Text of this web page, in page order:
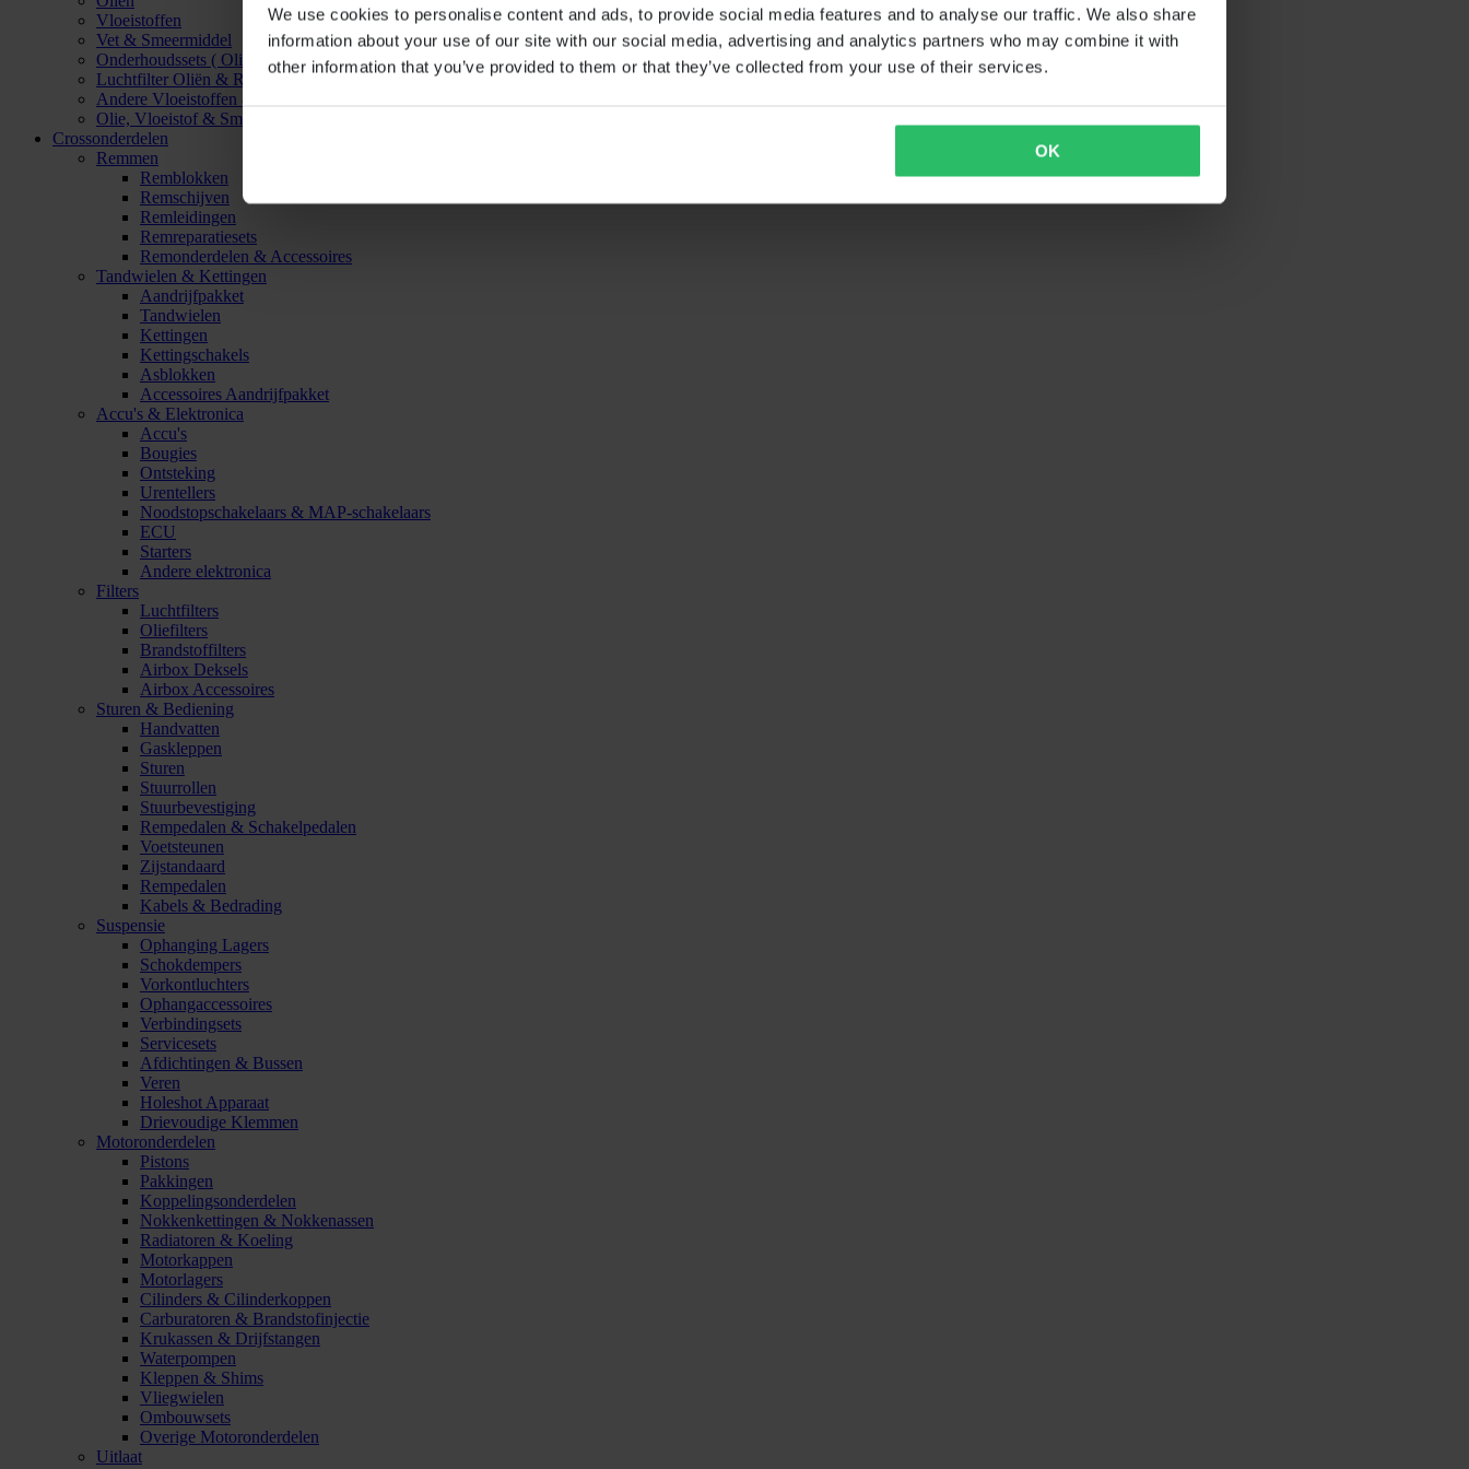
We use cookies to personalise content and ads, to provide social media features and to analyse our traffic. We also share
information about your use of our site with our social media, advertising and analytics partners who may combine it with
other information that you’ve provided to them or that they’ve collected from your use of their services.
OK
Vloeistoffen
Vet & Smeermiddel
Onderhoudssets ( Olie & Filter)
Luchtfilter Oliën & Reinigers
Andere Vloeistoffen & Smeermiddelen
Olie, Vloeistof & Smeermiddel Accessoires
Crossonderdelen
Remmen
Remblokken
Remschijven
Remleidingen
Remreparatiesets
Remonderdelen & Accessoires
Tandwielen & Kettingen
Aandrijfpakket
Tandwielen
Kettingen
Kettingschakels
Asblokken
Accessoires Aandrijfpakket
Accu's & Elektronica
Accu's
Bougies
Ontsteking
Urentellers
Noodstopschakelaars & MAP-schakelaars
ECU
Starters
Andere elektronica
Filters
Luchtfilters
Oliefilters
Brandstoffilters
Airbox Deksels
Airbox Accessoires
Sturen & Bediening
Handvatten
Gaskleppen
Sturen
Stuurrollen
Stuurbevestiging
Rempedalen & Schakelpedalen
Voetsteunen
Zijstandaard
Rempedalen
Kabels & Bedrading
Suspensie
Ophanging Lagers
Schokdempers
Vorkontluchters
Ophangaccessoires
Verbindingsets
Servicesets
Afdichtingen & Bussen
Veren
Holeshot Apparaat
Drievoudige Klemmen
Motoronderdelen
Pistons
Pakkingen
Koppelingsonderdelen
Nokkenkettingen & Nokkenassen
Radiatoren & Koeling
Motorkappen
Motorlagers
Cilinders & Cilinderkoppen
Carburatoren & Brandstofinjectie
Krukassen & Drijfstangen
Waterpompen
Kleppen & Shims
Vliegwielen
Ombouwsets
Overige Motoronderdelen
Uitlaat